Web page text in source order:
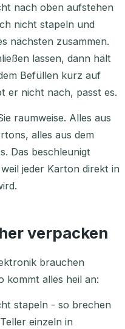
nach oben aufstehen
nicht stapeln und
nächsten zusammen.
lassen, dann hält
Befüllen kurz auf
er nicht nach, passt es.
raumweise. Alles aus
alles aus dem
Das beschleunigt
jeder Karton direkt in
verpacken
brauchen
kommt alles heil an:
stapeln - so brechen
einzeln in